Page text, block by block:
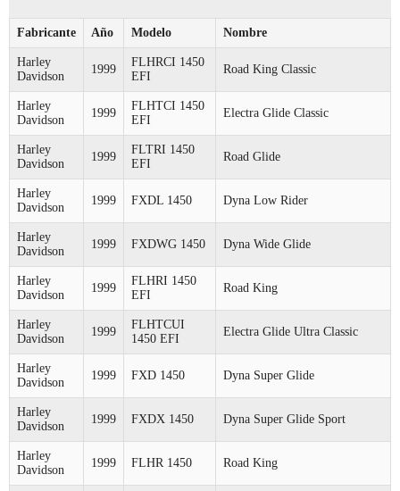
Fabricante Año Modelo Nombre
Harley
Davidson
1999
FLHRCI 1450
EFI
Road King Classic
Harley
Davidson
1999
FLHTCI 1450
EFI
Electra Glide Classic
Harley
Davidson
1999
FLTRI 1450
EFI
Road Glide
Harley
Davidson
1999 FXDL 1450 Dyna Low Rider
Harley
Davidson
1999 FXDWG 1450 Dyna Wide Glide
Harley
Davidson
1999
FLHRI 1450
EFI
Road King
Harley
Davidson
1999
FLHTCUI
1450 EFI
Electra Glide Ultra Classic
Harley
Davidson
1999 FXD 1450 Dyna Super Glide
Harley
Davidson
1999 FXDX 1450 Dyna Super Glide Sport
Harley
Davidson
1999 FLHR 1450 Road King